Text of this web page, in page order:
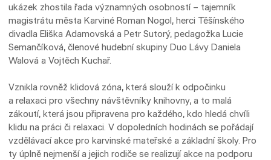
ukázek zhostila řada významných osobností – tajemník
magistrátu města Karviné Roman Nogol, herci Těšínského
divadla Eliška Adamovská a Petr Sutorý, pedagožka Lucie
Semančíková, členové hudební skupiny Duo Lávy Daniela
Walová a Vojtěch Kuchař.
Vznikla rovněž klidová zóna, která slouží k odpočinku
a relaxaci pro všechny návštěvníky knihovny, a to malá
zákoutí, která jsou připravena pro každého, kdo hledá chvíli
klidu na práci či relaxaci. V dopoledních hodinách se pořádají
vzdělávací akce pro karvinské mateřské a základní školy. Pro
ty úplně nejmenší a jejich rodiče se realizují akce na podporu